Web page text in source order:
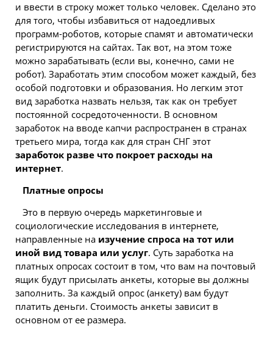
и ввести в строку может только человек. Сделано это
для того, чтобы избавиться от надоедливых
программ-роботов, которые спамят и автоматически
регистрируются на сайтах. Так вот, на этом тоже
можно зарабатывать (если вы, конечно, сами не
робот). Заработать этим способом может каждый, без
особой подготовки и образования. Но легким этот
вид заработка назвать нельзя, так как он требует
постоянной сосредоточенности. В основном
заработок на вводе капчи распространен в странах
третьего мира, тогда как для стран СНГ этот
заработок разве что покроет расходы на
интернет.
Платные опросы
Это в первую очередь маркетинговые и
социологические исследования в интернете,
направленные на изучение спроса на тот или
иной вид товара или услуг. Суть заработка на
платных опросах состоит в том, что вам на почтовый
ящик будут присылать анкеты, которые вы должны
заполнить. За каждый опрос (анкету) вам будут
платить деньги. Стоимость анкеты зависит в
основном от ее размера.